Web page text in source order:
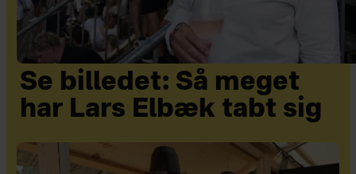
Se billedet: Så meget
har Lars Elbæk tabt sig